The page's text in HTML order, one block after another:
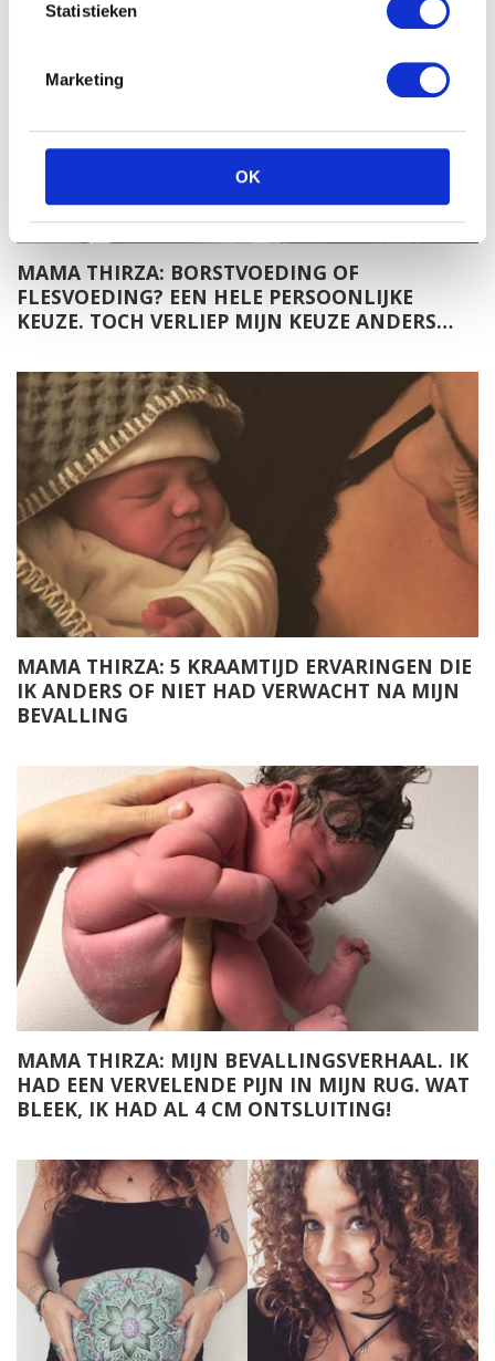
Statistieken
Marketing
OK
MAMA THIRZA: BORSTVOEDING OF
FLESVOEDING? EEN HELE PERSOONLIJKE
KEUZE. TOCH VERLIEP MIJN KEUZE ANDERS…
MAMA THIRZA: 5 KRAAMTIJD ERVARINGEN DIE
IK ANDERS OF NIET HAD VERWACHT NA MIJN
BEVALLING
MAMA THIRZA: MIJN BEVALLINGSVERHAAL. IK
HAD EEN VERVELENDE PIJN IN MIJN RUG. WAT
BLEEK, IK HAD AL 4 CM ONTSLUITING!